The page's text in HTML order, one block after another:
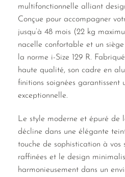
multifonctionnelle alliant
Conçue pour accompagner
jusqu’à 48 mois (22 kg
nacelle confortable et un
la norme i-Size 129 R.
haute qualité, son cadre en
finitions soignées garantissent
exceptionnelle.
Le style moderne et épuré de
décline dans une élégante
touche de sophistication à vos
raffinées et le design
harmonieusement dans un